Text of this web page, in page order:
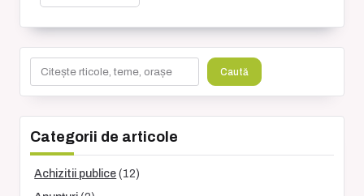
Caută
Categorii de articole
Achizitii publice (12)